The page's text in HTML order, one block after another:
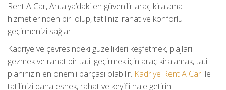
Rent A Car, Antalya’daki en güvenilir araç kiralama
hizmetlerinden biri olup, tatilinizi rahat ve konforlu
geçirmenizi sağlar.
Kadriye ve çevresindeki güzellikleri keşfetmek, plajları
gezmek ve rahat bir tatil geçirmek için araç kiralamak, tatil
planınızın en önemli parçası olabilir. Kadriye Rent A Car ile
tatilinizi daha esnek, rahat ve keyifli hale getirin!